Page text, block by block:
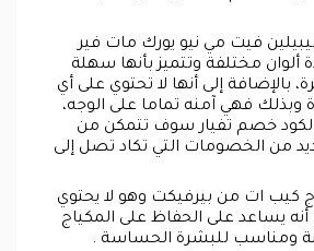
فيت مي نيو يورك مات فير
ألوان مختلفة وتتميز بأنها سهلة
بالإضافة إلى أنها لا تحتوي على أي
وبذلك فهي آمنه تماما على الوجه،
خصم تفيار سوف تتمكن من
من الخصومات التي تكاد تصل إلى
كيب ات من بيرفيكت وهو لا يحتوي
يساعد على الحفاظ على المكياج
ومناسب للبشرة الحساسة .